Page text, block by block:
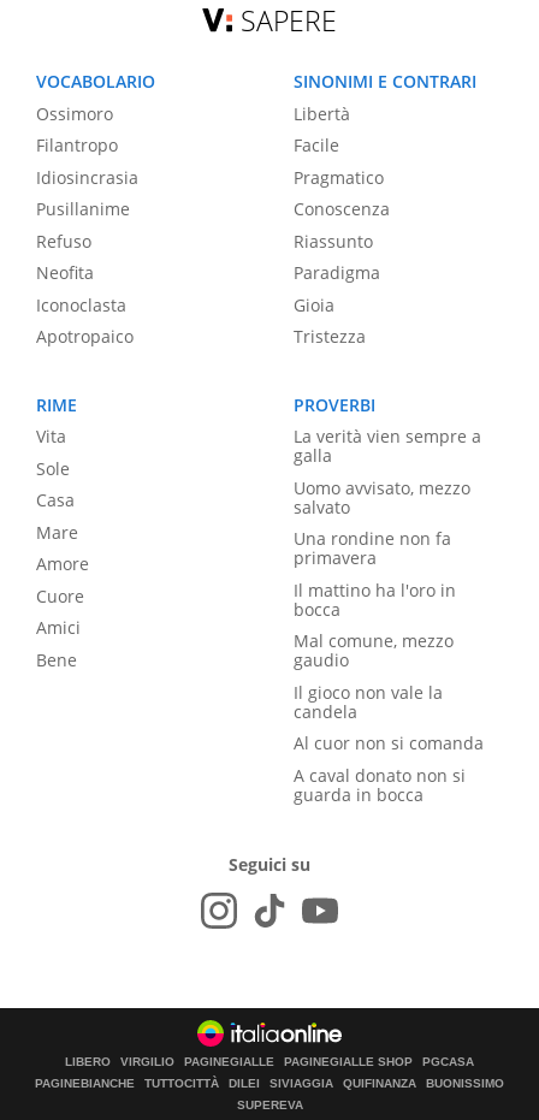
SAPERE
VOCABOLARIO
Ossimoro
Filantropo
Idiosincrasia
Pusillanime
Refuso
Neofita
Iconoclasta
Apotropaico
SINONIMI E CONTRARI
Libertà
Facile
Pragmatico
Conoscenza
Riassunto
Paradigma
Gioia
Tristezza
RIME
Vita
Sole
Casa
Mare
Amore
Cuore
Amici
Bene
PROVERBI
La verità vien sempre a
galla
Uomo avvisato, mezzo
salvato
Una rondine non fa
primavera
Il mattino ha l'oro in
bocca
Mal comune, mezzo
gaudio
Il gioco non vale la
candela
Al cuor non si comanda
A caval donato non si
guarda in bocca
Seguici su
LIBERO VIRGILIO PAGINEGIALLE PAGINEGIALLE SHOP
PGCASA
PAGINEBIANCHE
TUTTOCITTÀ DILEI SIVIAGGIA QUIFINANZA
BUONISSIMO
SUPEREVA